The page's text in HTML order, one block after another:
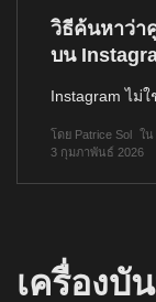
วิธีค้นหาว่า
บน
Instagram ไม่
โดย Patrice Sol ใน
3 กุมภาพันธ์ 2026
เครื่องบั